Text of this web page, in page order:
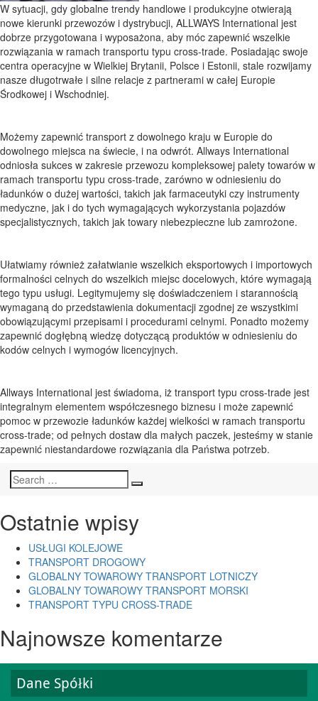
W sytuacji, gdy globalne trendy handlowe i produkcyjne otwierają
nowe kierunki przewozów i dystrybucji, ALLWAYS International jest
dobrze przygotowana i wyposażona, aby móc zapewnić wszelkie
rozwiązania w ramach transportu typu cross-trade. Posiadając swoje
centra operacyjne w Wielkiej Brytanii, Polsce i Estonii, stale rozwijamy
nasze długotrwałe i silne relacje z partnerami w całej Europie
Środkowej i Wschodniej.
Możemy zapewnić transport z dowolnego kraju w Europie do
dowolnego miejsca na świecie, i na odwrót. Allways International
odniosła sukces w zakresie przewozu kompleksowej palety towarów w
ramach transportu typu cross-trade, zarówno w odniesieniu do
ładunków o dużej wartości, takich jak farmaceutyki czy instrumenty
medyczne, jak i do tych wymagających wykorzystania pojazdów
specjalistycznych, takich jak towary niebezpieczne lub zamrożone.
Ułatwiamy również załatwianie wszelkich eksportowych i importowych
formalności celnych do wszelkich miejsc docelowych, które wymagają
tego typu usługi. Legitymujemy się doświadczeniem i starannością
wymaganą do przedstawienia dokumentacji zgodnej ze wszystkimi
obowiązującymi przepisami i procedurami celnymi. Ponadto możemy
zapewnić dogłębną wiedzę dotyczącą produktów w odniesieniu do
kodów celnych i wymogów licencyjnych.
Allways International jest świadoma, iż transport typu cross-trade jest
integralnym elementem współczesnego biznesu i może zapewnić
pomoc w przewozie ładunków każdej wielkości w ramach transportu
cross-trade; od pełnych dostaw dla małych paczek, jesteśmy w stanie
zapewnić niestandardowe rozwiązania dla Państwa potrzeb.
Search
Search
Ostatnie wpisy
USŁUGI KOLEJOWE
TRANSPORT DROGOWY
GLOBALNY TOWAROWY TRANSPORT LOTNICZY
GLOBALNY TOWAROWY TRANSPORT MORSKI
TRANSPORT TYPU CROSS-TRADE
Najnowsze komentarze
Dane Spółki